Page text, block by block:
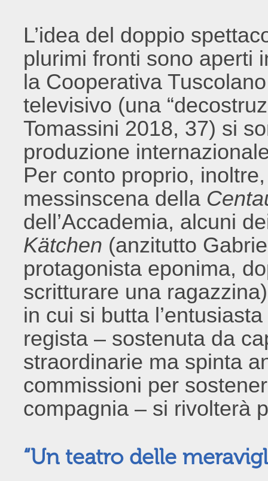
L’idea del doppio
plurimi fronti sono aperti
la Cooperativa
televisivo (una
Tomassini 2018, 37) si
produzione
Per conto proprio,
messinscena della
dell’Accademia, alcuni
Kätchen (anzitutto
protagonista eponima,
scritturare una
in cui si butta
regista – sostenuta da
straordinarie ma spinta
commissioni per
compagnia – si rivolterà
“Un teatro delle